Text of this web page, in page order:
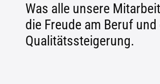
Was alle unsere
die Freude am Beruf
Qualitätssteigerung.